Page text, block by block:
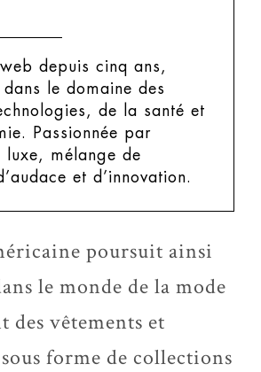
depuis cinq ans,
le domaine des
de la santé et
Passionnée par
luxe, mélange de
et d’innovation.
poursuit ainsi
le monde de la mode
des vêtements et
forme de collections